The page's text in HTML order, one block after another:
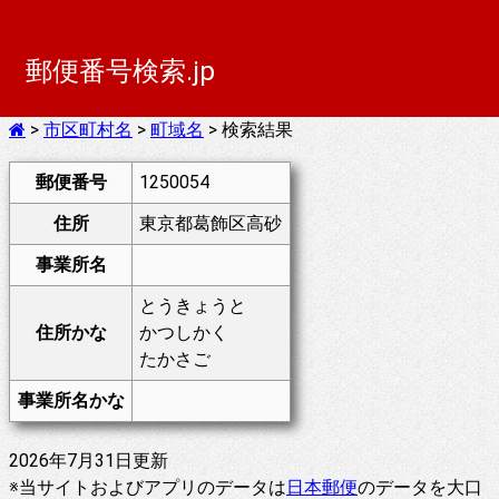
郵便番号検索.jp
> 市区町村名 > 町域名 > 検索結果
郵便番号
1250054
住所
東京都葛飾区高砂
事業所名
住所かな
とうきょうと
かつしかく
たかさご
事業所名かな
2026年7月31日更新
※当サイトおよびアプリのデータは日本郵便のデータを大口